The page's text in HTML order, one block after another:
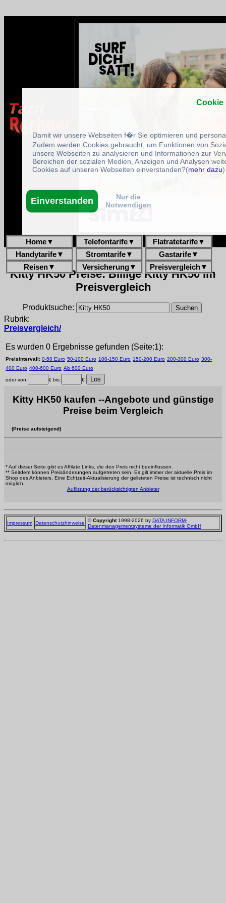
Home▼ Telefontarife▼ Flatratetarife▼
Handytarife▼ Stromtarife▼ Gastarife▼
Reisen▼ Versicherung▼ Preisvergleich▼
Kitty HK50 Preise: Billige Kitty HK50 im
Preisvergleich
Produktsuche:
Rubrik:
Preisvergleich/
Es wurden 0 Ergebnisse gefunden (Seite:1):
Preisintervall: 0-50 Euro 50-100 Euro 100-150 Euro 150-200 Euro 200-300 Euro 300-
400 Euro 400-600 Euro Ab 600 Euro
oder von: € bis: €
Kitty HK50 kaufen --Angebote und günstige
Preise beim Vergleich
(Preise aufsteigend)
* Auf dieser Seite gibt es Affilate Links, die den Preis nicht beeinflussen.
** Seitdem können Preisänderungen aufgetreten sein. Es gilt immer der aktuelle Preis im
Shop des Anbieters. Eine Echtzeit-Aktualisierung der gelisteten Preise ist technisch nicht
möglich.
Auflistung der berücksichtigten Anbieter
Impressum Datenschutzhinweise ©Copyright1998-2026 by DATA INFORM-
Datenmanagementsysteme der Informatik GmbH
Cookie
Damit wir unsere Webseiten f�r Sie optimieren und
Zudem werden Cookies gebraucht, um Funktionen von
unsere Webseiten zu analysieren und Informationen zur
Bereichen der sozialen Medien, Anzeigen und Analysen
Cookies auf unseren Webseiten einverstanden?(mehr dazu)
Einverstanden
Nur die
Notwendigen